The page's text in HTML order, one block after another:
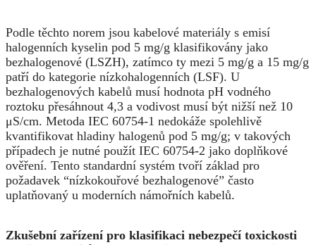
Podle těchto norem jsou kabelové materiály s emisí
halogenních kyselin pod 5 mg/g klasifikovány jako
bezhalogenové (LSZH), zatímco ty mezi 5 mg/g a 15 mg/g
patří do kategorie nízkohalogenních (LSF). U
bezhalogenových kabelů musí hodnota pH vodného
roztoku přesáhnout 4,3 a vodivost musí být nižší než 10
μS/cm. Metoda IEC 60754-1 nedokáže spolehlivě
kvantifikovat hladiny halogenů pod 5 mg/g; v takových
případech je nutné použít IEC 60754-2 jako doplňkové
ověření. Tento standardní systém tvoří základ pro
požadavek “nízkokouřové bezhalogenové” často
uplatňovaný u moderních námořních kabelů.
Zkušební zařízení pro klasifikaci nebezpečí toxickosti